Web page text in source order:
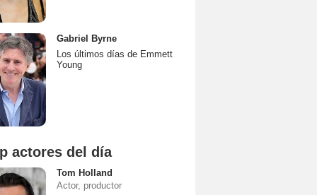
Gabriel Byrne
Los últimos días de Emmett
Young
actores del día
Tom Holland
Actor, productor